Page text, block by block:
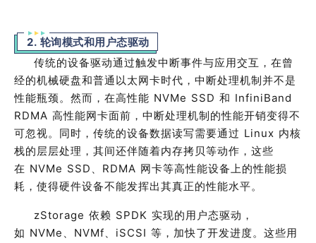
2. 轮询模式和用户态驱动
传统的设备驱动通过触发中断事件与应用交互，在曾
经的机械硬盘和普通以太网卡时代，中断处理机制并不是
性能瓶颈。然而，在高性能 NVMe SSD 和 InfiniBand
RDMA 高性能网卡面前，中断处理机制的性能开销变得不
可忽视。 同时 ，传统的设备数据读写需要通过 Linux 内核
栈的层层处理，其间还伴随着内存拷贝等动作，这些
在 NVMe SSD 、 RDMA 网卡等高性能设备上的性能损
耗，使得硬件设备不能发挥出其真正的性能水平。
zStorage 依赖 SPDK 实现的用户态驱动，
如 NVMe 、 NVMf、 iSCSI 等，加快了开发进度。这些用